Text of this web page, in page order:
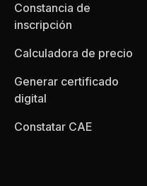
Constancia de
inscripción
Calculadora de precio
Generar certificado
digital
Constatar CAE